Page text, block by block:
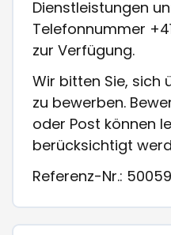
Dienstleistungen
Telefonnummer
zur Verfügung.
Wir bitten Sie, sich
zu bewerben.
oder Post können
berücksichtigt
Referenz-Nr.: 50059